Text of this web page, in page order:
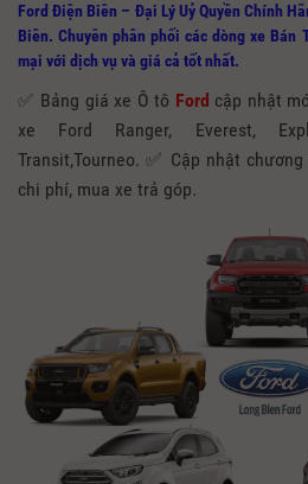
Ford Điện Biên – Đại Lý Uỷ Quyền Chính
Biên. Chuyên phân phối các dòng xe Bán
mại với dịch vụ và giá cả tốt nhất.
✅ Bảng giá xe Ô tô Ford cập nhật
xe Ford Ranger, Everest,
Transit,Tourneo. ✅ Cập nhật
chi phí, mua xe trả góp.